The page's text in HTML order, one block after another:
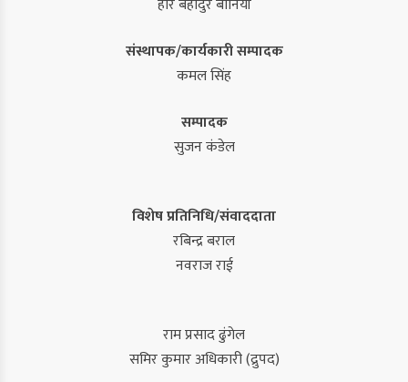
हरि बहादुर बानियाँ
संस्थापक/कार्यकारी सम्पादक
कमल सिंह
सम्पादक
सुजन कंडेल
विशेष प्रतिनिधि/संवाददाता
रबिन्द्र बराल
नवराज राई
राम प्रसाद ढुंगेल
समिर कुमार अधिकारी (द्रुपद)